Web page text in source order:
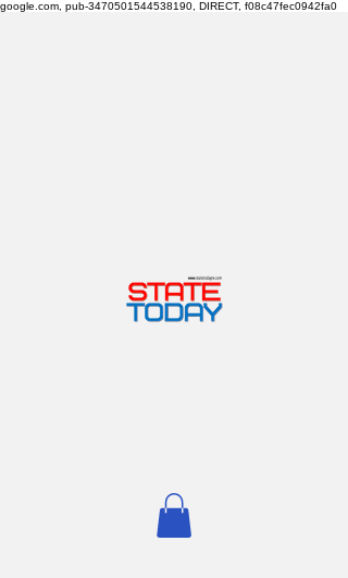
google.com, pub-3470501544538190, DIRECT, f08c47fec0942fa0